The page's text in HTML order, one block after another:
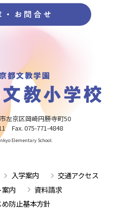
左京区岡崎円勝寺町50
Fax. 075-771-4848
Elementary School.
入学案内
交通アクセス
内
資料請求
め防止基本方針